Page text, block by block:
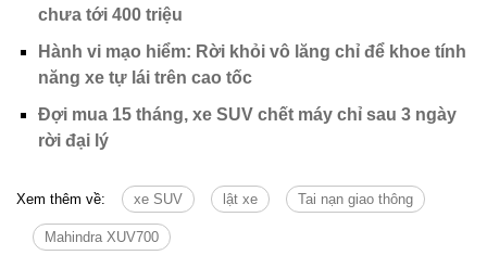
chưa tới 400 triệu
Hành vi mạo hiểm: Rời khỏi vô lăng chỉ để khoe tính
năng xe tự lái trên cao tốc
Đợi mua 15 tháng, xe SUV chết máy chỉ sau 3 ngày
rời đại lý
Xem thêm về: xe SUV lật xe Tai nạn giao thông
Mahindra XUV700